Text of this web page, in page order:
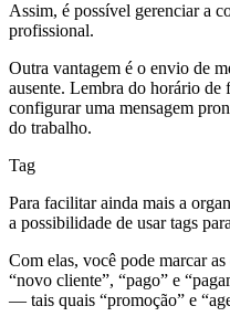
Assim, é possível gerenciar a
profissional.
Outra vantagem é o envio de
ausente. Lembra do horário
configurar uma mensagem
do trabalho.
Tag
Para facilitar ainda mais a
a possibilidade de usar tags
Com elas, você pode marcar
“novo cliente”, “pago” e
— tais quais “promoção” e